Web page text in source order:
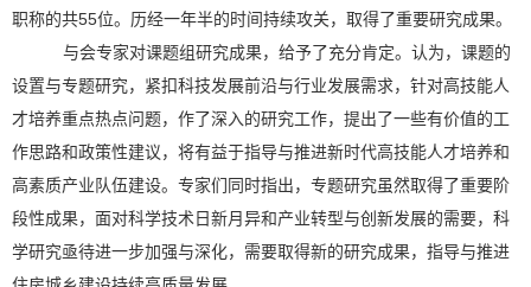
职称的共55位。历经一年半的时间持续攻关，取得了重要研究成果。
与会专家对课题组研究成果，给予了充分肯定。认为，课题的
设置与专题研究，紧扣科技发展前沿与行业发展需求，针对高技能人
才培养重点热点问题，作了深入的研究工作，提出了一些有价值的工
作思路和政策性建议，将有益于指导与推进新时代高技能人才培养和
高素质产业队伍建设。专家们同时指出，专题研究虽然取得了重要阶
段性成果，面对科学技术日新月异和产业转型与创新发展的需要，科
学研究亟待进一步加强与深化，需要取得新的研究成果，指导与推进